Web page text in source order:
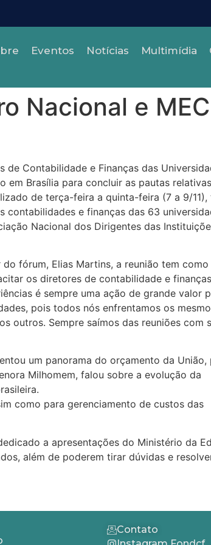
Eventos Notícias Multimídia
Nacional e
de Contabilidade e Finanças das
em Brasília para concluir as pautas
de terça-feira a quinta-feira (7 a 9/11),
contabilidades e finanças das 63
Nacional dos Dirigentes das
fórum, Elias Martins, a reunião tem
os diretores de contabilidade e
é sempre uma ação de grande valor
pois todos nós enfrentamos os
outros. Sempre saímos das reuniões com
um panorama do orçamento da União,
Milhomem, falou sobre a evolução da
como para gerenciamento de custos das
a apresentações do Ministério da
além de poderem tirar dúvidas e
Contato